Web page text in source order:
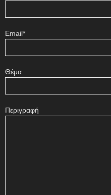
Email*
Θέμα
Περιγραφή